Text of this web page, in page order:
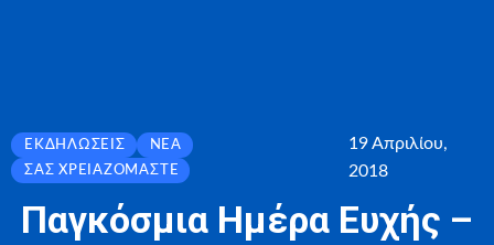
ΕΚΔΗΛΏΣΕΙΣ
ΝΈΑ
ΣΑΣ ΧΡΕΙΑΖΌΜΑΣΤΕ
19 Απριλίου,
2018
Παγκόσμια Ημέρα Ευχής –